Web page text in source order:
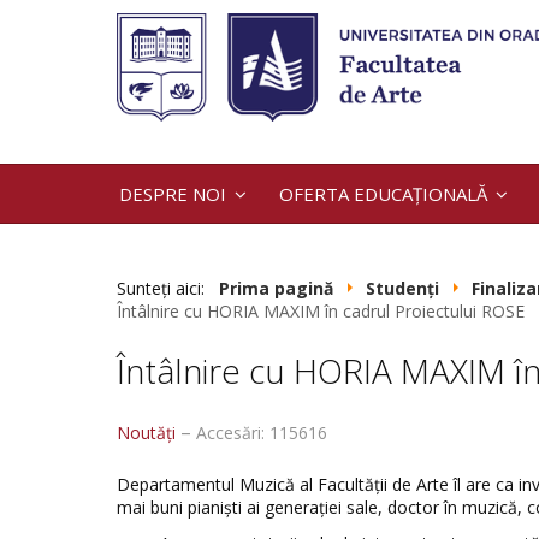
DESPRE NOI OFERTA EDUCAȚIONALĂ
Sunteți aici: Prima pagină Studenți
Întâlnire cu HORIA MAXIM în cadrul Proiectului ROSE
Întâlnire cu HORIA MAXIM
Noutăți Accesări: 115616
Departamentul Muzică al Facultății de Arte îl are ca
mai buni pianişti ai generaţiei sale, doctor în muzică,